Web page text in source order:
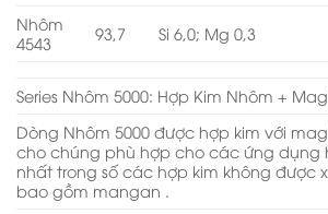
Nhôm
4543
93,7 Si 6,0; Mg 0,3
Series Nhôm 5000: Hợp Kim Nhôm +
Dòng Nhôm 5000 được hợp kim với
cho chúng phù hợp cho các ứng dụng
nhất trong số các hợp kim không được
bao gồm mangan .